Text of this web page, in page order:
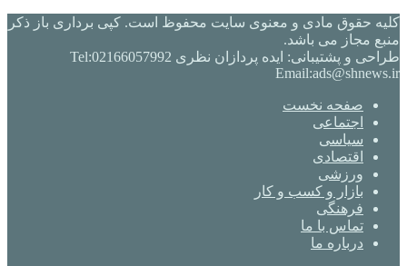
کلیه حقوق مادی و معنوی سایت محفوظ است. کپی برداری باز ذکر
منبع مجاز می باشد.
طراحی و پشتیبانی: ایده پردازان نظری Tel:02166057992
Email:ads@shnews.ir
صفحه نخست
اجتماعی
سیاسی
اقتصادی
ورزشی
بازار و کسب و کار
فرهنگی
تماس با ما
درباره ما